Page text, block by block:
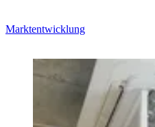
Marktentwicklung